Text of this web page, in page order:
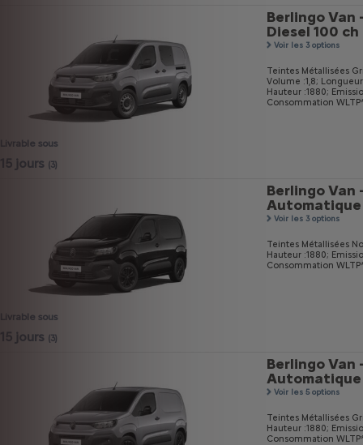
Livrable sous
15 jours (3)
Berlingo Van
Diesel 100
Voir les 3 options
Teintes Métallisées
Volume :1,8;
Hauteur :1880;
Consommation
Livrable sous
15 jours (3)
Berlingo Van
Automatique
Voir les 3 options
Teintes Métallisées
Hauteur :1880;
Consommation
Berlingo Van
Automatique
Voir les 5 options
Teintes Métallisées
Hauteur :1880;
Consommation